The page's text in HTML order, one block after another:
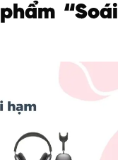
“Soái